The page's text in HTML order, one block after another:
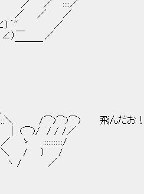
／
／
／
／
l_j :::＼ /⌒)⌒)⌒) 飛んだお
/ / /／
ゝ :::::::::::/
/ ） /
/ ／